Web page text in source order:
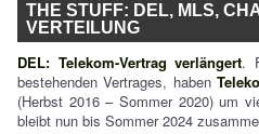
THE STUFF: DEL, MLS,
VERTEILUNG
DEL: Telekom-Vertrag verlängert.
bestehenden Vertrages, haben
(Herbst 2016 – Sommer 2020) um
bleibt nun bis Sommer 2024